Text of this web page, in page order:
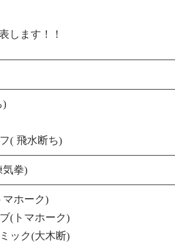
します！！
)
( 飛水断ち)
気拳)
マホーク)
(トマホーク)
ック(大木断)